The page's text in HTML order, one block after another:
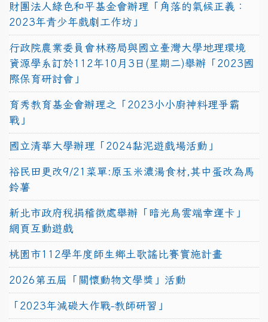
財團法人綠色和平基金會辦理「角落的氣候正義：
2023年青少年戲劇工作坊」
行政院農業委員會林務局與國立臺灣大學地理環境
資源學系訂於112年10月3日(星期二)舉辦「2023國
際保育研討會」
育秀教育基金會辦理之「2023小小廚神料理爭霸
戰」
國立清華大學辦理「2024黏泥遊戲場活動」
裕民田更改9/21菜單:原玉米濃湯食材,其中蛋改為馬
鈴薯
新北市政府稅捐稽徵處舉辦「暗光鳥雲端幸運卡」
網頁互動遊戲
桃園市112學年度師生鄉土歌謠比賽實施計畫
2026第五屆「關懷動物文學獎」活動
「2023年減碳大作戰-教師研習」